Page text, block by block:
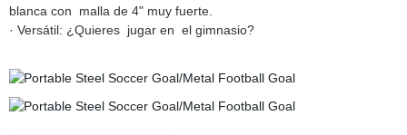
blanca con malla de 4" muy fuerte.
· Versátil: ¿Quieres jugar en el gimnasio?